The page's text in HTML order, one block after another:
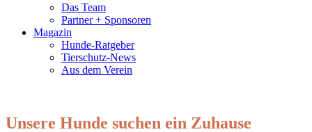
Das Team
Partner + Sponsoren
Magazin
Hunde-Ratgeber
Tierschutz-News
Aus dem Verein
Unsere Hunde suchen ein Zuhause